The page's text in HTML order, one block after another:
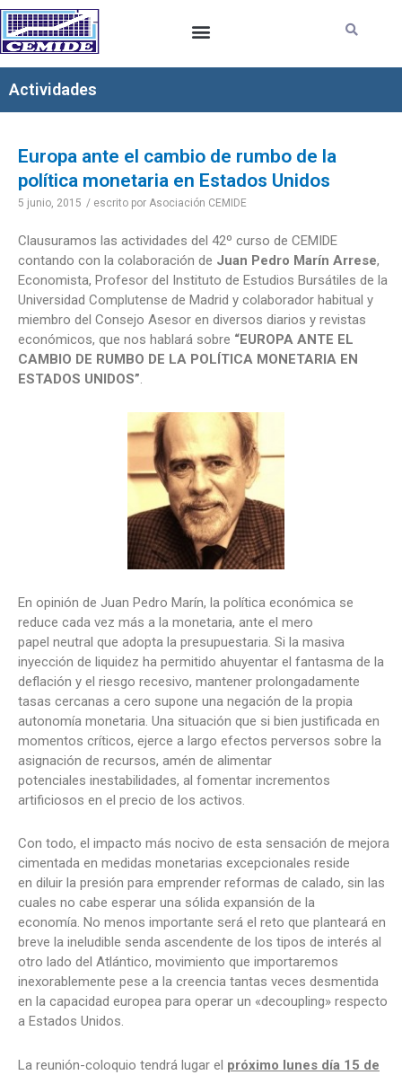
Ir
al
contenido
Actividades
Europa ante el cambio de rumbo de la
política monetaria en Estados Unidos
5 junio, 2015 / escrito por Asociación CEMIDE
Clausuramos las actividades del 42º curso de CEMIDE
contando con la colaboración de Juan Pedro Marín Arrese,
Economista, Profesor del Instituto de Estudios Bursátiles de la
Universidad Complutense de Madrid y colaborador habitual y
miembro del Consejo Asesor en diversos diarios y revistas
económicos, que nos hablará sobre “EUROPA ANTE EL
CAMBIO DE RUMBO DE LA POLÍTICA MONETARIA EN
ESTADOS UNIDOS”.
En opinión de Juan Pedro Marín, la política económica se
reduce cada vez más a la monetaria, ante el mero
papel neutral que adopta la presupuestaria. Si la masiva
inyección de liquidez ha permitido ahuyentar el fantasma de la
deflación y el riesgo recesivo, mantener prolongadamente
tasas cercanas a cero supone una negación de la propia
autonomía monetaria. Una situación que si bien justificada en
momentos críticos, ejerce a largo efectos perversos sobre la
asignación de recursos, amén de alimentar
potenciales inestabilidades, al fomentar incrementos
artificiosos en el precio de los activos.
Con todo, el impacto más nocivo de esta sensación de mejora
cimentada en medidas monetarias excepcionales reside
en diluir la presión para emprender reformas de calado, sin las
cuales no cabe esperar una sólida expansión de la
economía. No menos importante será el reto que planteará en
breve la ineludible senda ascendente de los tipos de interés al
otro lado del Atlántico, movimiento que importaremos
inexorablemente pese a la creencia tantas veces desmentida
en la capacidad europea para operar un «decoupling» respecto
a Estados Unidos.
La reunión-coloquio tendrá lugar el próximo lunes día 15 de